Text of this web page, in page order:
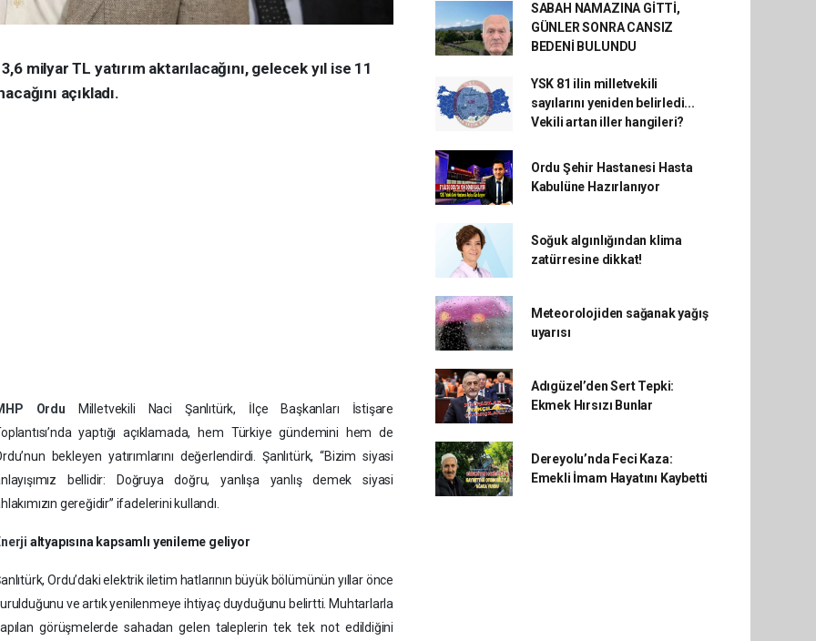
milyar TL yatırım aktarılacağını, gelecek yıl ise 11
açıkladı.
Ordu
Milletvekili Naci Şanlıtürk, İlçe Başkanları İstişare
yaptığı açıklamada, hem Türkiye gündemini hem de
bekleyen yatırımlarını değerlendirdi. Şanlıtürk, “Bizim siyasi
bellidir: Doğruya doğru, yanlışa yanlış demek siyasi
gereğidir” ifadelerini kullandı.
altyapısına kapsamlı yenileme geliyor
Ordu’daki elektrik iletim hatlarının büyük bölümünün yıllar önce
ve artık yenilenmeye ihtiyaç duyduğunu belirtti. Muhtarlarla
görüşmelerde sahadan gelen taleplerin tek tek not edildiğini
SABAH NAMAZINA GİTTİ,
GÜNLER SONRA CANSIZ
BEDENİ BULUNDU
YSK 81 ilin milletvekili
sayılarını yeniden belirledi...
Vekili artan iller hangileri?
Ordu Şehir Hastanesi Hasta
Kabulüne Hazırlanıyor
Soğuk algınlığından klima
zatürresine dikkat!
Meteorolojiden sağanak yağış
uyarısı
Adıgüzel’den Sert Tepki:
Ekmek Hırsızı Bunlar
Dereyolu’nda Feci Kaza:
Emekli İmam Hayatını Kaybetti